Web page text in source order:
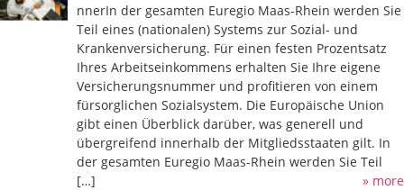
nnerIn der gesamten Euregio Maas-Rhein werden Sie
Teil eines (nationalen) Systems zur Sozial- und
Krankenversicherung. Für einen festen Prozentsatz
Ihres Arbeitseinkommens erhalten Sie Ihre eigene
Versicherungsnummer und profitieren von einem
fürsorglichen Sozialsystem. Die Europäische Union
gibt einen Überblick darüber, was generell und
übergreifend innerhalb der Mitgliedsstaaten gilt. In
der gesamten Euregio Maas-Rhein werden Sie Teil
[…]
» more